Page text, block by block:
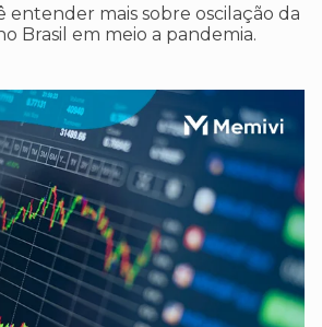
entender mais sobre oscilação da
Brasil em meio a pandemia.